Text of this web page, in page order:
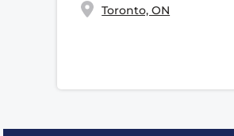
Toronto, ON